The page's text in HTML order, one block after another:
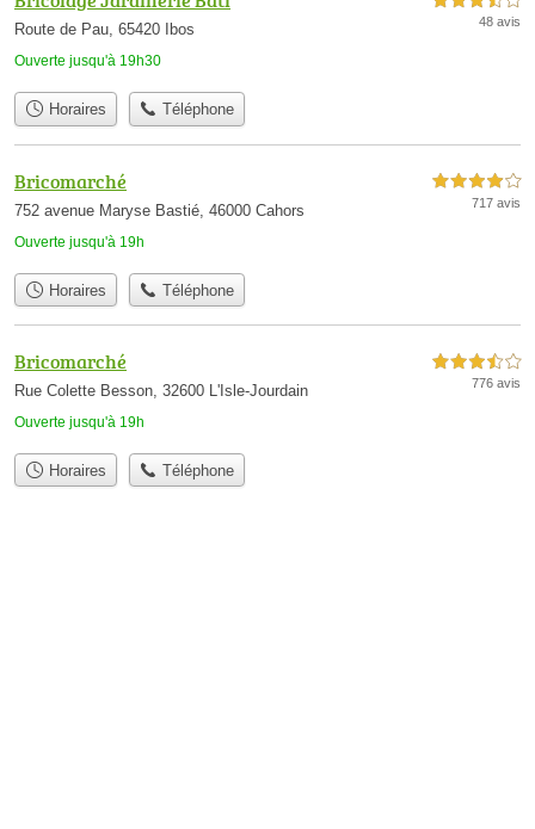
Route de Pau, 65420 Ibos
Ouverte jusqu'à 19h30
48 avis
Horaires Téléphone
Bricomarché
752 avenue Maryse Bastié, 46000 Cahors
Ouverte jusqu'à 19h
4,0 étoiles sur 5
717 avis
Horaires Téléphone
Bricomarché
Rue Colette Besson, 32600 L'Isle-Jourdain
Ouverte jusqu'à 19h
3,5 étoiles sur 5
776 avis
Horaires Téléphone